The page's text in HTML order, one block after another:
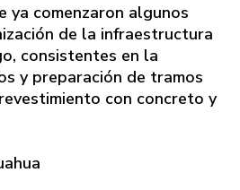
ya comenzaron algunos
de la infraestructura
consistentes en la
y preparación de tramos
con concreto y